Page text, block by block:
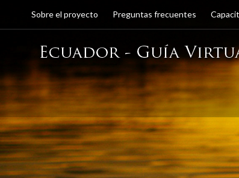
Sobre el proyecto Preguntas frecuentes